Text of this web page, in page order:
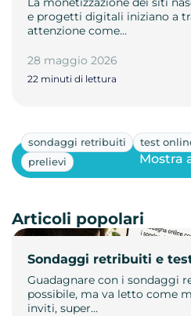
e progetti digitali iniziano a
attenzione come…
28 maggio 2026
22 minuti di lettura
sondaggi retribuiti test
prelievi
Sondaggi retribuiti e
Guadagnare con i sondaggi
possibile, ma va letto come
inviti, super…
Mostra
Articoli popolari